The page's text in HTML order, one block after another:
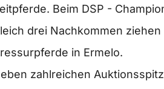
Beim DSP -
drei Nachkommen
in Ermelo.
zahlreichen